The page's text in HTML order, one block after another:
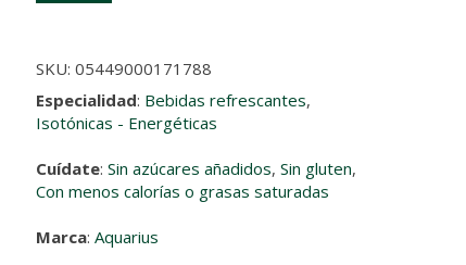
SKU: 05449000171788
Especialidad: Bebidas refrescantes,
Isotónicas - Energéticas
Cuídate: Sin azúcares añadidos, Sin gluten,
Con menos calorías o grasas saturadas
Marca: Aquarius